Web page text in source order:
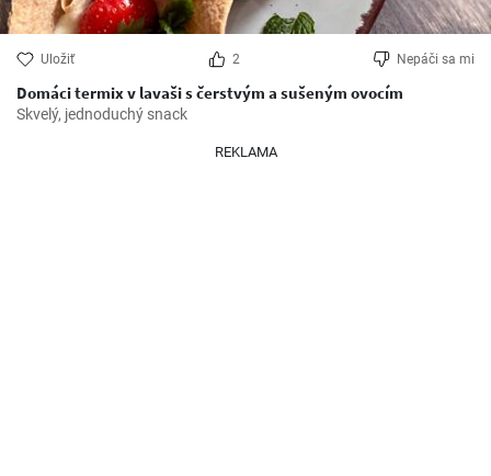
Uložiť 2 Nepáči sa mi
Domáci termix v lavaši s čerstvým a sušeným ovocím
Skvelý, jednoduchý snack
REKLAMA